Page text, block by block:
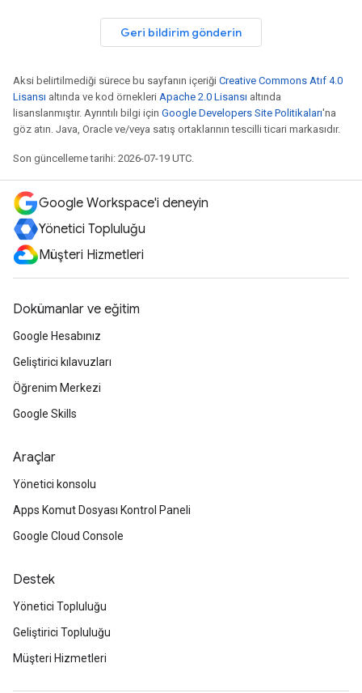
Geri bildirim gönderin
Aksi belirtilmediği sürece bu sayfanın içeriği Creative Commons Atıf 4.0
Lisansı altında ve kod örnekleri Apache 2.0 Lisansı altında
lisanslanmıştır. Ayrıntılı bilgi için Google Developers Site Politikaları'na
göz atın. Java, Oracle ve/veya satış ortaklarının tescilli ticari markasıdır.
Son güncelleme tarihi: 2026-07-19 UTC.
Google Workspace'i deneyin
Yönetici Topluluğu
Müşteri Hizmetleri
Dokümanlar ve eğitim
Google Hesabınız
Geliştirici kılavuzları
Öğrenim Merkezi
Google Skills
Araçlar
Yönetici konsolu
Apps Komut Dosyası Kontrol Paneli
Google Cloud Console
Destek
Yönetici Topluluğu
Geliştirici Topluluğu
Müşteri Hizmetleri